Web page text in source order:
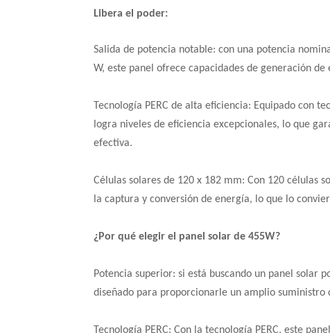
Libera el poder:
Salida de potencia notable: con una potencia
W, este panel ofrece capacidades de generación
Tecnología PERC de alta eficiencia: Equipado con
logra niveles de eficiencia excepcionales, lo que
efectiva.
Células solares de 120 x 182 mm: Con 120 células
la captura y conversión de energía, lo que lo
¿Por qué elegir el panel solar de 455W?
Potencia superior: si está buscando un panel solar
diseñado para proporcionarle un amplio suministro
Tecnología PERC: Con la tecnología PERC, este